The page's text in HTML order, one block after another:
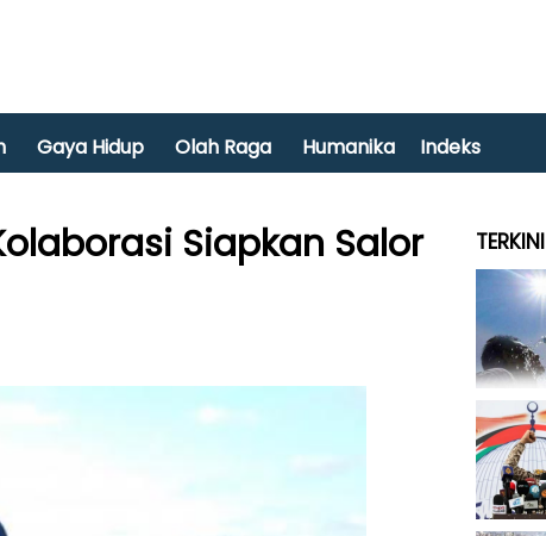
Gaya Hidup Olah Raga Humanika Indeks
Siapkan Salor
TERKINI